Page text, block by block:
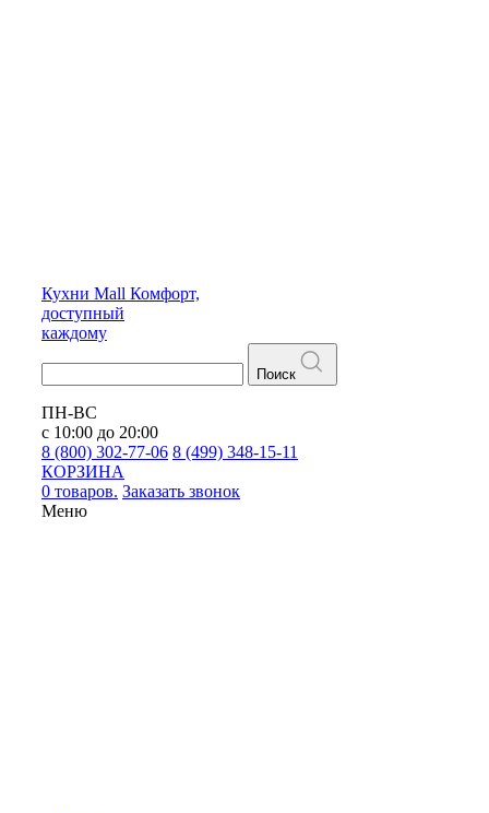
Кухни Mall Комфорт,
доступный
каждому
Поиск
ПН-ВС
с 10:00 до 20:00
8 (800) 302-77-06 8 (499) 348-15-11
КОРЗИНА
0 товаров. Заказать звонок
Меню